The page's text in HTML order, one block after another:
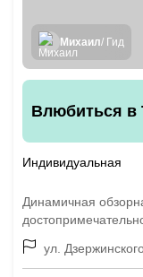
Михаил/ Гид
Влюбиться в
Индивидуальная
Динамичная
декораций»
ул.